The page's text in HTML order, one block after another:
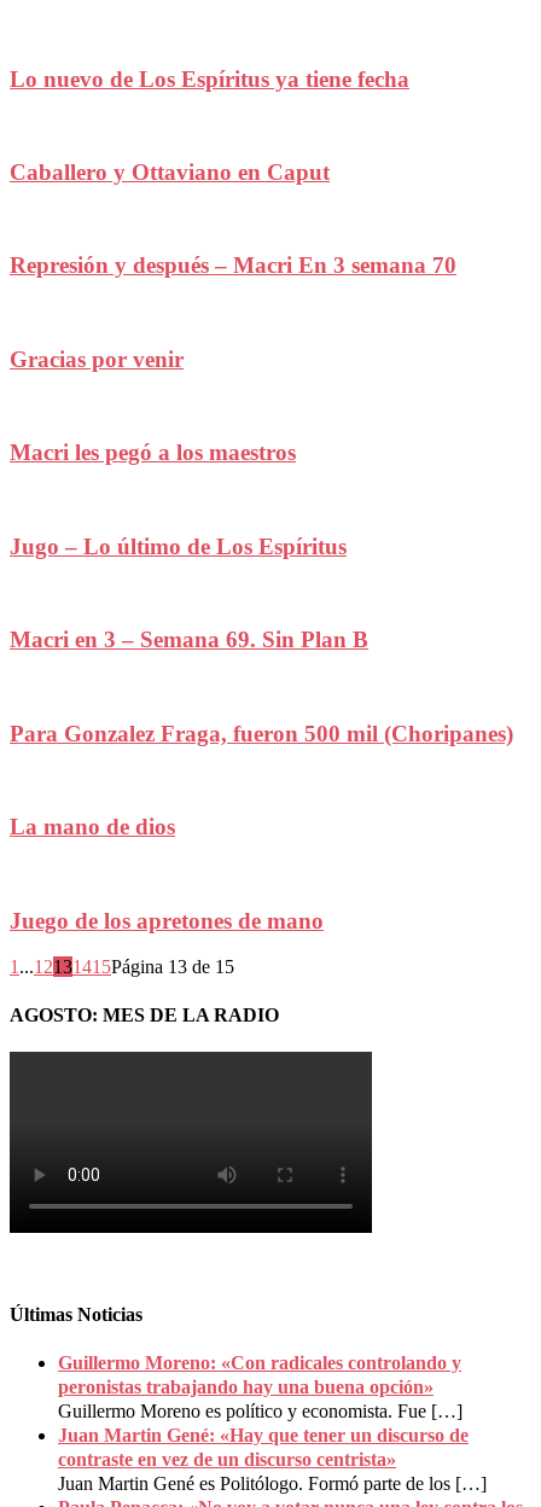
Lo nuevo de Los Espíritus ya tiene fecha
Caballero y Ottaviano en Caput
Represión y después – Macri En 3 semana 70
Gracias por venir
Macri les pegó a los maestros
Jugo – Lo último de Los Espíritus
Macri en 3 – Semana 69. Sin Plan B
Para Gonzalez Fraga, fueron 500 mil (Choripanes)
La mano de dios
Juego de los apretones de mano
1 ...12131415Página 13 de 15
AGOSTO: MES DE LA RADIO
Últimas Noticias
Guillermo Moreno: «Con radicales controlando y
peronistas trabajando hay una buena opción»
Guillermo Moreno es político y economista. Fue […]
Juan Martin Gené: «Hay que tener un discurso de
contraste en vez de un discurso centrista»
Juan Martin Gené es Politólogo. Formó parte de los […]